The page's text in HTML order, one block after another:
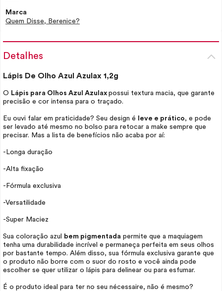
Marca
Quem Disse, Berenice?
Detalhes
Lápis De Olho Azul Azulax 1,2g
O Lápis para Olhos Azul Azulax possui textura macia, que garante
precisão e cor intensa para o traçado.
Eu ouvi falar em praticidade? Seu design é leve e prático, e pode
ser levado até mesmo no bolso para retocar a make sempre que
precisar. Mas a lista de benefícios não acaba por aí:
-Longa duração
-Alta fixação
-Fórmula exclusiva
-Versatilidade
-Super Maciez
Sua coloração azul bem pigmentada permite que a maquiagem
tenha uma durabilidade incrível e permaneça perfeita em seus olhos
por bastante tempo. Além disso, sua fórmula exclusiva garante que
o produto não borre com o suor do rosto e você ainda pode
escolher se quer utilizar o lápis para delinear ou para esfumar.
É o produto ideal para ter no seu nécessaire, não é mesmo?